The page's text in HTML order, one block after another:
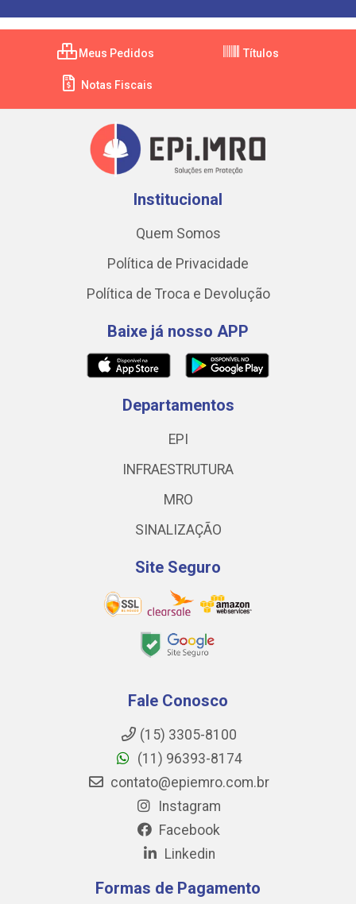
Meus Pedidos Títulos
Notas Fiscais
Institucional
Quem Somos
Política de Privacidade
Política de Troca e Devolução
Baixe já nosso APP
Departamentos
EPI
INFRAESTRUTURA
MRO
SINALIZAÇÃO
Site Seguro
Fale Conosco
(15) 3305-8100
(11) 96393-8174
contato@epiemro.com.br
Instagram
Facebook
Linkedin
Formas de Pagamento